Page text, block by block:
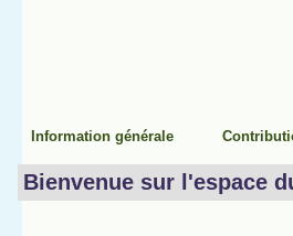
Information générale
Bienvenue sur l'espace